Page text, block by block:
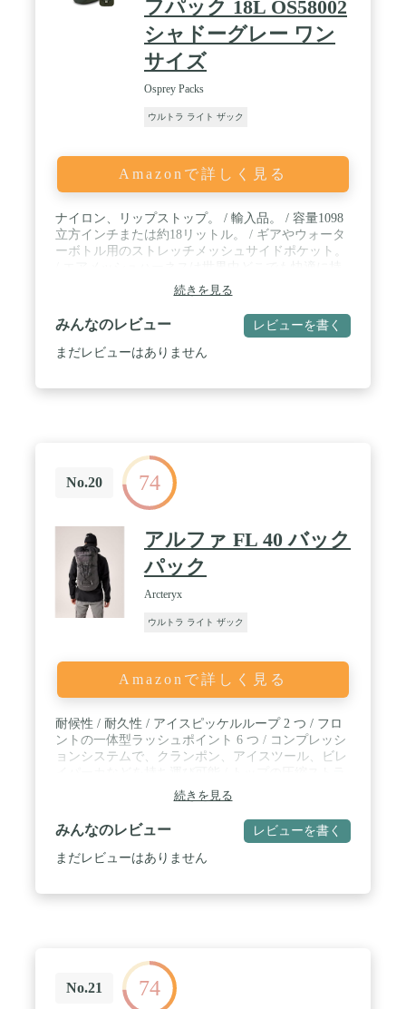
フパック 18L OS58002
シャドーグレー ワン
サイズ
Osprey Packs
ウルトラ ライト ザック
Amazonで詳しく見る
ナイロン、リップストップ。 / 輸入品。 / 容量1098
立方インチまたは約18リットル。 / ギアやウォータ
ーボトル用のストレッチメッシュサイドポケット。
続きを見る
みんなのレビュー レビューを書く
まだレビューはありません
No.20 74
アルファ FL 40 バック
パック
Arcteryx
ウルトラ ライト ザック
Amazonで詳しく見る
耐候性 / 耐久性 / アイスピッケルループ 2 つ / フロ
ントの一体型ラッシュポイント 6 つ / コンプレッシ
ョンシステムで、クランポン、アイスツール、ビレ
ップ / Hadronを採用した315デニールのHadron AC²
ナイロンは、軽量で抜群の耐久性と防水性を兼備 /
固めの定形バックパネルが背中への快適さを確保し
つつ構造をサポート / シームテープ仕上げで優れた
防水性を誇る、アークテリクス AC²（高性能コンポ
簡単にアクセス可能 / 内側のセキュリティポケット
/ キー クリップ付きウォータータイト外ジップポケ
ット / 取り外せる調節可能な胸ストラップ / 4 cm/
続きを見る
みんなのレビュー レビューを書く
まだレビューはありません
No.21 74